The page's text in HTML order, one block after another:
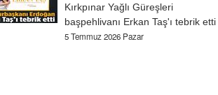
Kırkpınar Yağlı Güreşleri
başpehlivanı Erkan Taş'ı tebrik etti
5 Temmuz 2026 Pazar